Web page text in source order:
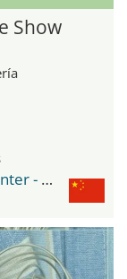
Show
Shanghai New International Expo Center - SNIEC